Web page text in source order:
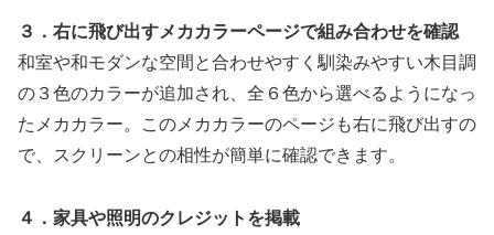
３．右に飛び出すメカカラーページで組み合わせを確認
和室や和モダンな空間と合わせやすく馴染みやすい木目調
の３色のカラーが追加され、全６色から選べるようになっ
たメカカラー。このメカカラーのページも右に飛び出すの
で、スクリーンとの相性が簡単に確認できます。
４．家具や照明のクレジットを掲載